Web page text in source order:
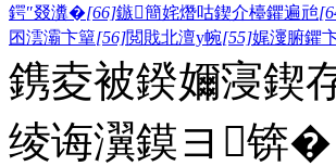
鍔″叕瀵�[66]鏃簡姹熸咕鍥介檯鑺遍兘
囨澐灞卞簞[56]閲戝北澶у帵[55]娓濅腑鑺
鎸夌被鍨嬭寖鍥
绫诲瀷鏌ヨ锛�